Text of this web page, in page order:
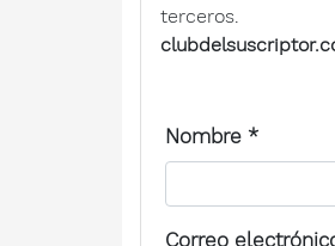
terceros.
Nombre *
Correo